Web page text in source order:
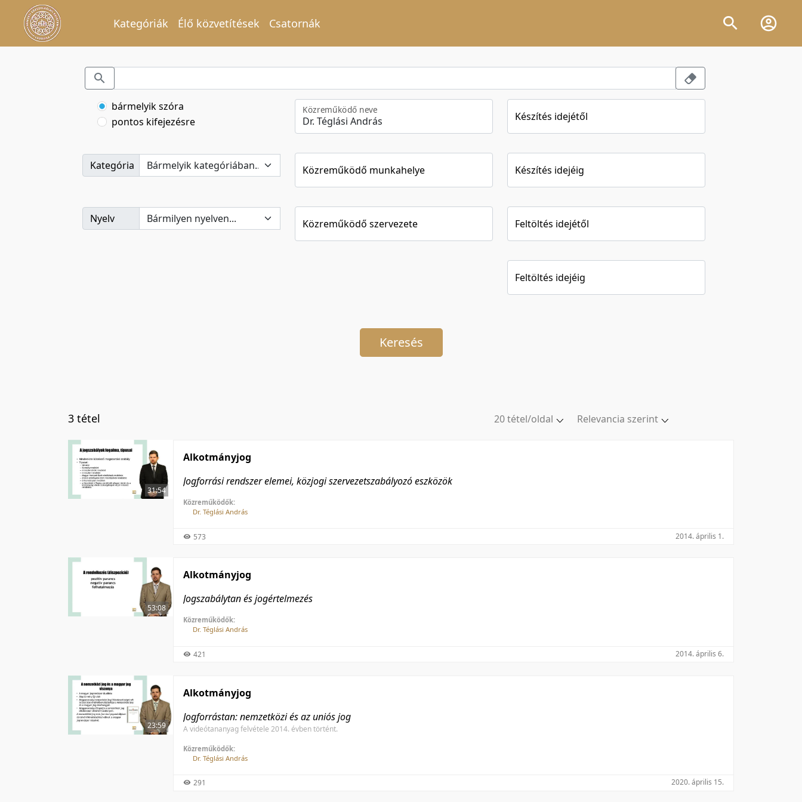
Kategóriák Élő közvetítések Csatornák
bármelyik szóra
pontos kifejezésre
Kategória
Nyelv
Közreműködő neve
Közreműködő munkahelye
Közreműködő szervezete
Készítés idejétől
Készítés idejéig
Feltöltés idejétől
Feltöltés idejéig
Keresés
Relevancia szerint
3 tétel
20 tétel/oldal
31:54
Alkotmányjog
Jogforrási rendszer elemei, közjogi szervezetszabályozó eszközök
Közreműködők:
Dr. Téglási András
573 2014. április 1.
53:08
Alkotmányjog
Jogszabálytan és jogértelmezés
Közreműködők:
Dr. Téglási András
421 2014. április 6.
23:59
Alkotmányjog
Jogforrástan: nemzetközi és az uniós jog
A videótananyag felvétele 2014. évben történt.
Közreműködők:
Dr. Téglási András
291 2020. április 15.